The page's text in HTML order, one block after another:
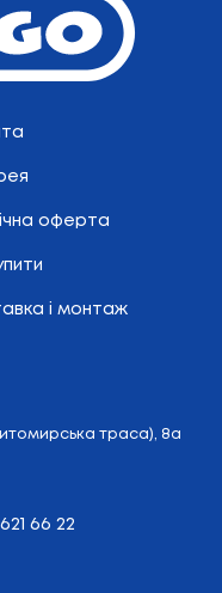
оферта
і монтаж
траса), 8а
66 22